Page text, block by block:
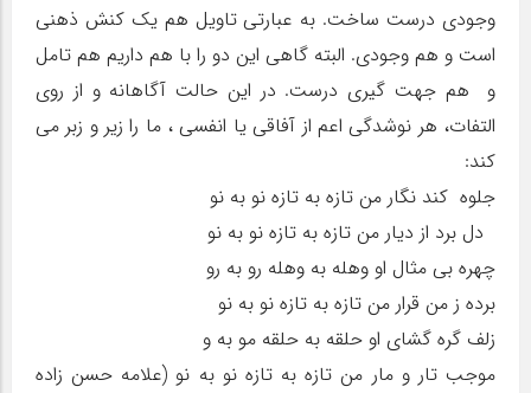
وجودی درست ساخت. به عبارتی تاویل هم یک کنش ذهنی
است و هم وجودی. البته گاهی این دو را با هم داریم هم تامل
و هم جهت گیری درست. در این حالت آگاهانه و از روی
التفات، هر نوشدگی اعم از آفاقی یا انفسی ، ما را زیر و زبر می
کند:
جلوه کند نگار من تازه به تازه نو به نو
دل برد از دیار من تازه به تازه نو به نو
چهره بی مثال او وهله به وهله رو به رو
برده ز من قرار من تازه به تازه نو به نو
زلف گره گشای او حلقه به حلقه مو به و
موجب تار و مار من تازه به تازه نو به نو (علامه حسن زاده